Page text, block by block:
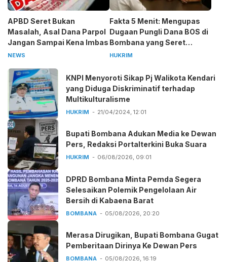
APBD Seret Bukan
Masalah, Asal Dana Parpol
Jangan Sampai Kena Imbas
NEWS
Fakta 5 Menit: Mengupas
Dugaan Pungli Dana BOS di
Bombana yang Seret
Kepala Sekolah
HUKRIM
KNPI Menyoroti Sikap Pj Walikota Kendari
yang Diduga Diskriminatif terhadap
Multikulturalisme
HUKRIM 21/04/2024, 12:01
Bupati Bombana Adukan Media ke Dewan
Pers, Redaksi Portalterkini Buka Suara
HUKRIM 06/08/2026, 09:01
DPRD Bombana Minta Pemda Segera
Selesaikan Polemik Pengelolaan Air
Bersih di Kabaena Barat
BOMBANA 05/08/2026, 20:20
Merasa Dirugikan, Bupati Bombana Gugat
Pemberitaan Dirinya Ke Dewan Pers
BOMBANA 05/08/2026, 16:19